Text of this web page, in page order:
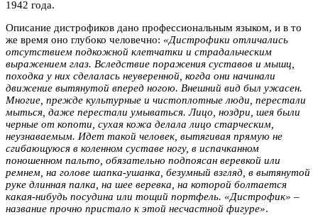
1942 года.
Описание дистрофиков дано профессиональным языком, и в то
же время оно глубоко человечно: «Дистрофики отличались
отсутствием подкожной клетчатки и страдальческим
выражением глаз. Вследствие поражения суставов и мышц,
походка у них сделалась неуверенной, когда они начинали
движение вытянутой вперед ногою. Внешний вид был ужасен.
Многие, прежде культурные и чистоплотные люди, перестали
мыться, даже перестали умываться. Лицо, ноздри, шея были
черные от копоти, сухая кожа делала лицо старческим,
неузнаваемым. Идет такой человек, вытягивая прямую не
сгибающуюся в коленном суставе ногу, в испачканном
поношенном пальто, обязательно подпоясан веревкой или
ремнем, на голове шапка-ушанка, безумный взгляд, в вытянутой
руке длинная палка, на шее веревка, на которой болтается
какая-нибудь посудина или тощий портфель. «Дистрофик» –
название прочно пристало к этой несчастной фигуре».